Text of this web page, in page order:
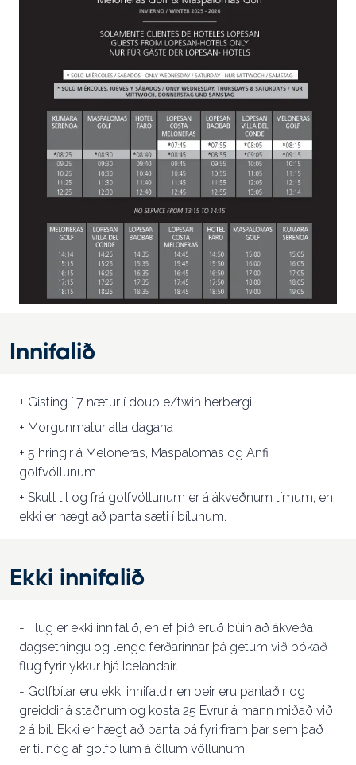
Innifalið
+ Gisting í 7 nætur í double/twin herbergi
+ Morgunmatur alla dagana
+ 5 hringir á Meloneras, Maspalomas og Anfi
golfvöllunum
+ Skutl til og frá golfvöllunum er á ákveðnum tímum, en
ekki er hægt að panta sæti í bílunum.
Ekki innifalið
- Flug er ekki innifalið, en ef þið eruð búin að ákveða
dagsetningu og lengd ferðarinnar þá getum við bókað
flug fyrir ykkur hjá Icelandair.
- Golfbílar eru ekki innifaldir en þeir eru pantaðir og
greiddir á staðnum og kosta 25 Evrur á mann miðað við
2 á bíl. Ekki er hægt að panta þá fyrirfram þar sem það
er til nóg af golfbílum á öllum völlunum.